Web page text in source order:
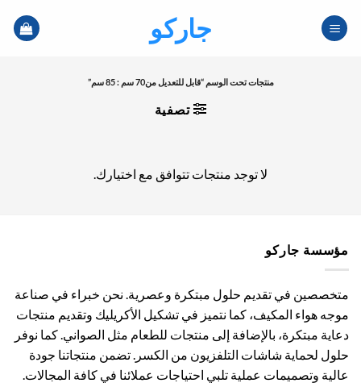
للمحتوى
جاركو
منتجات تحت الوسم “قابل للتعديل من70 سم : 85 سم”
تصفية
لا توجد منتجات تتوافق مع اختيارك.
مؤسسة جاركو
متخصصين في تقديم حلول مبتكرة وعصرية. نحن خبراء في صناعة
موجه هواء المكيف، كما نتميز في تشكيل الأكريليك وتقديم منتجات
دعاية مبتكرة، بالإضافة إلى منتجات للطعام مثل الصواني. كما نوفر
حلول لحماية شاشات التلفزيون من الكسر. تضمن منتجاتنا جودة
عالية وتصميمات عملية تلبي احتياجات عملائنا في كافة المجالات.